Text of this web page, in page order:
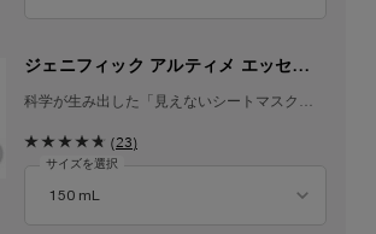
ジェニフィック アルティメ エッセンス
科学が生み出した「見えないシートマスク化
瞬間ツヤ仕込み、満ちるハリ体験。​
(23)
サイズを選択